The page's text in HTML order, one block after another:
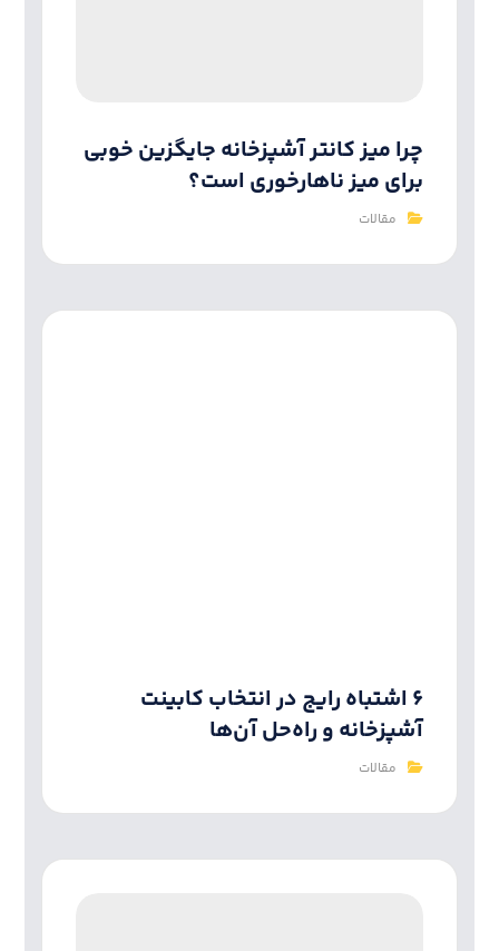
چرا میز کانتر آشپزخانه جایگزین خوبی
برای میز ناهارخوری است؟
مقالات
۶ اشتباه رایج در انتخاب کابینت
آشپزخانه و راه‌حل آن‌ها
مقالات